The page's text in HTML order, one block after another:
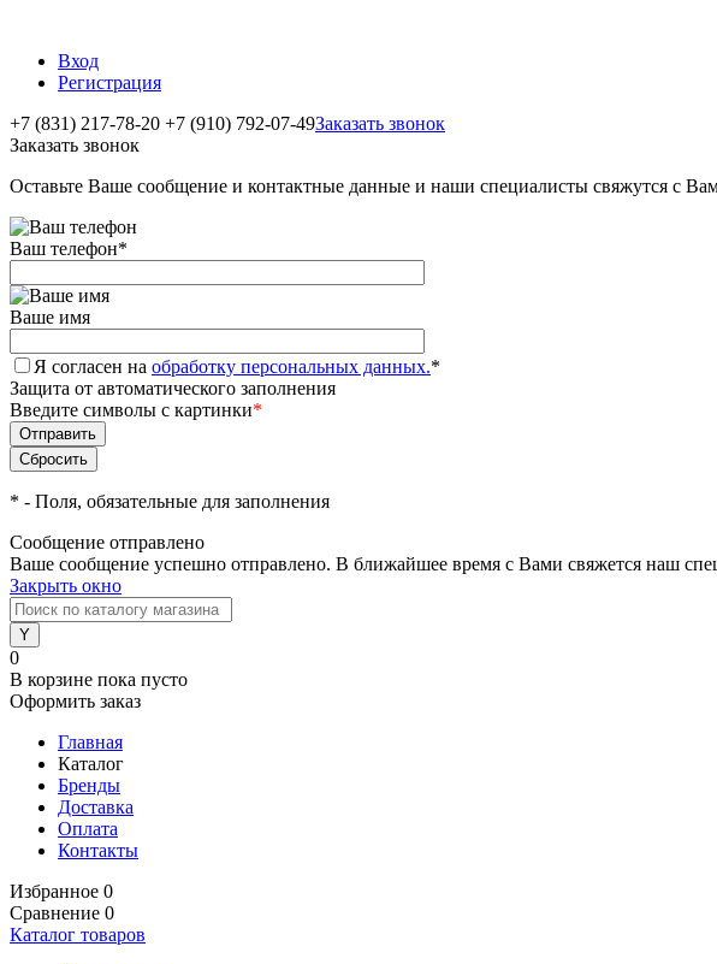
Вход
Регистрация
+7 (831) 217-78-20 +7 (910) 792-07-49Заказать звонок
Заказать звонок
Оставьте Ваше сообщение и контактные данные и наши специалисты свяжутся с
Ваш телефон*
Ваше имя
Я согласен на обработку персональных данных.*
Защита от автоматического заполнения
Введите символы с картинки*
* - Поля, обязательные для заполнения
Сообщение отправлено
Ваше сообщение успешно отправлено. В ближайшее время с Вами свяжется наш
Закрыть окно
0
В корзине пока пусто
Оформить заказ
Главная
Каталог
Бренды
Доставка
Оплата
Контакты
Избранное 0
Сравнение 0
Каталог товаров